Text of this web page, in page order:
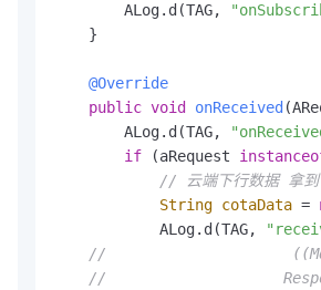
        ALog.d(TAG,
    }
@Override
public void onReceived
        ALog.d(TAG,
if (aRequest
// 云端下行数据 拿到
String cotaData =
            ALog.d(TAG,
//
//